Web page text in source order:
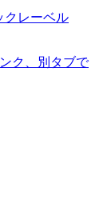
クレーベル
ンク、別タブで